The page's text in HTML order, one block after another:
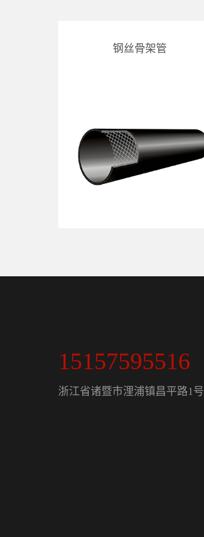
钢丝骨架管
15157595516
浙江省诸暨市浬浦镇昌平路1号